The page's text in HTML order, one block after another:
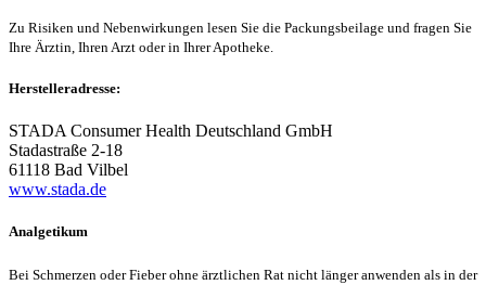
Zu Risiken und Nebenwirkungen lesen Sie die Packungsbeilage und fragen Sie
Ihre Ärztin, Ihren Arzt oder in Ihrer Apotheke.
Herstelleradresse:
STADA Consumer Health Deutschland GmbH
Stadastraße 2-18
61118 Bad Vilbel
www.stada.de
Analgetikum
Bei Schmerzen oder Fieber ohne ärztlichen Rat nicht länger anwenden als in der